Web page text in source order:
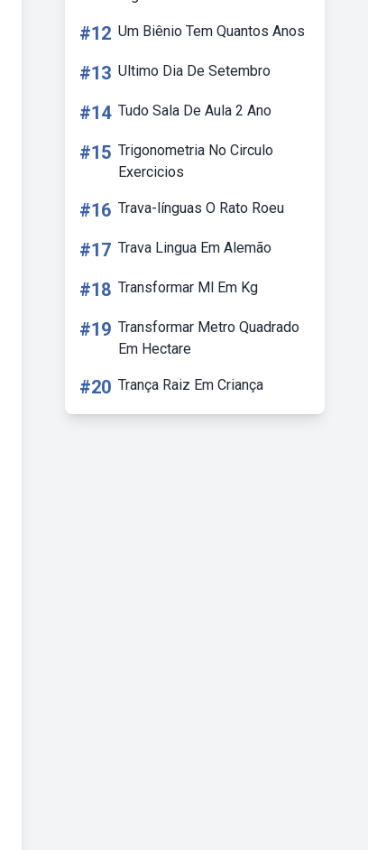
#12 Um Biênio Tem Quantos Anos
#13 Ultimo Dia De Setembro
#14 Tudo Sala De Aula 2 Ano
#15 Trigonometria No Circulo
Exercicios
#16 Trava-línguas O Rato Roeu
#17 Trava Lingua Em Alemão
#18 Transformar Ml Em Kg
#19 Transformar Metro Quadrado
Em Hectare
#20 Trança Raiz Em Criança